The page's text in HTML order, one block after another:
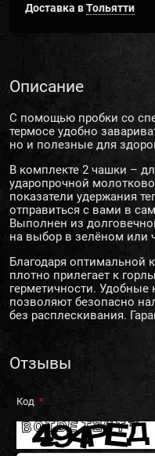
Доставка вТольятти
Описание
С помощью пробки со
термосе удобно
но и полезные для
В комплекте 2 чашки –
ударопрочной
показатели удержания
отправиться с вами в
Выполнен из
на выбор в зелёном или
Благодаря оптимальной
плотно прилегает к
герметичности.
позволяют безопасно
без расплескивания.
Отзывы
Код